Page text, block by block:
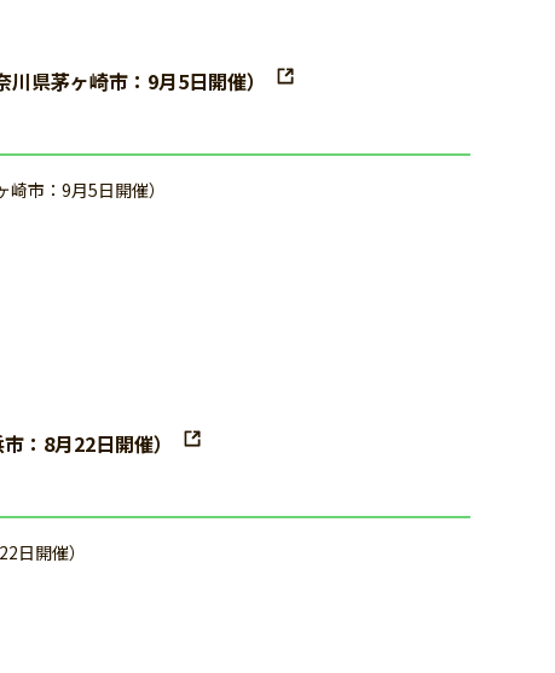
県茅ヶ崎市：9月5日開催）
市：9月5日開催）
：8月22日開催）
日開催）